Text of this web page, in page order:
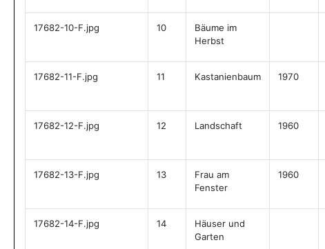
17682-10-F.jpg 10
Bäume im
Herbst
17682-11-F.jpg 11 Kastanienbaum 1970
17682-12-F.jpg 12 Landschaft 1960
17682-13-F.jpg 13
Frau am
Fenster
1960
17682-14-F.jpg 14
Häuser und
Garten